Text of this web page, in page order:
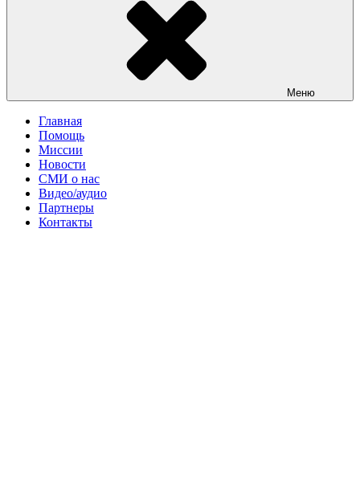
Меню
Главная
Помощь
Миссии
Новости
СМИ о нас
Видео/аудио
Партнеры
Контакты